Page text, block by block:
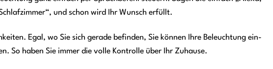
und schon wird Ihr Wunsch erfüllt.
Egal, wo Sie sich gerade befinden, Sie können Ihre Beleuchtung ein-
So haben Sie immer die volle Kontrolle über Ihr Zuhause.